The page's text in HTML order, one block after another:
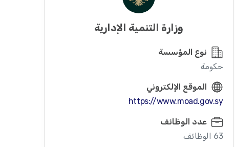
وزارة التنمية الإدارية
نوع المؤسسة
حكومة
الموقع الإلكتروني
https://www.moad.gov.sy
عدد الوظائف
63 الوظائف